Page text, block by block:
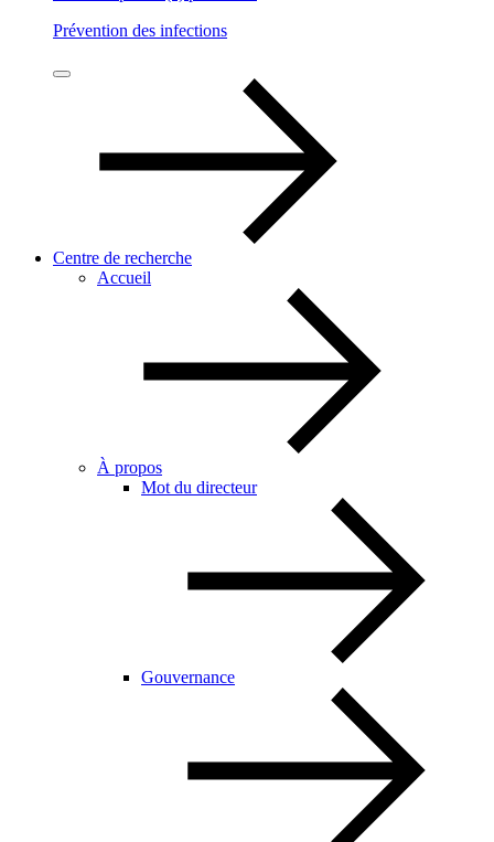
Prévention des infections
Centre de recherche
Accueil
À propos
Mot du directeur
Gouvernance